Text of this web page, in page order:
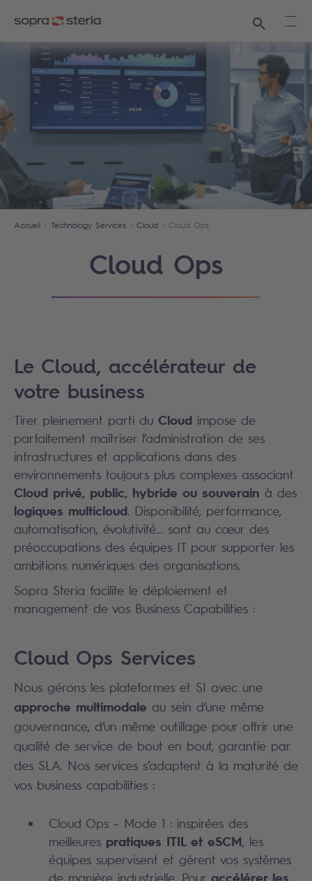
Recherche
Accueil Technology Services Cloud Cloud Ops
Cloud Ops
Le Cloud, accélérateur de
votre business
Tirer pleinement parti du Cloud impose de
parfaitement maîtriser l’administration de ses
infrastructures et applications dans des
environnements toujours plus complexes associant
Cloud privé, public, hybride ou souverain à des
logiques multicloud. Disponibilité, performance,
automatisation, évolutivité… sont au cœur des
préoccupations des équipes IT pour supporter les
ambitions numériques des organisations.
Sopra Steria facilite le déploiement et
management de vos Business Capabilities :
Cloud Ops Services
Nous gérons les plateformes et SI avec une
approche multimodale au sein d’une même
gouvernance, d’un même outillage pour offrir une
qualité de service de bout en bout, garantie par
des SLA. Nos services s’adaptent à la maturité de
vos business capabilities :
Cloud Ops – Mode 1 : inspirées des
meilleures pratiques ITIL et eSCM, les
équipes supervisent et gèrent vos systèmes
de manière industrielle. Pour accélérer les